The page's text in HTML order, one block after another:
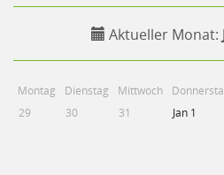
Aktueller Monat:
Montag Dienstag Mittwoch
29
30 31 Jan 1